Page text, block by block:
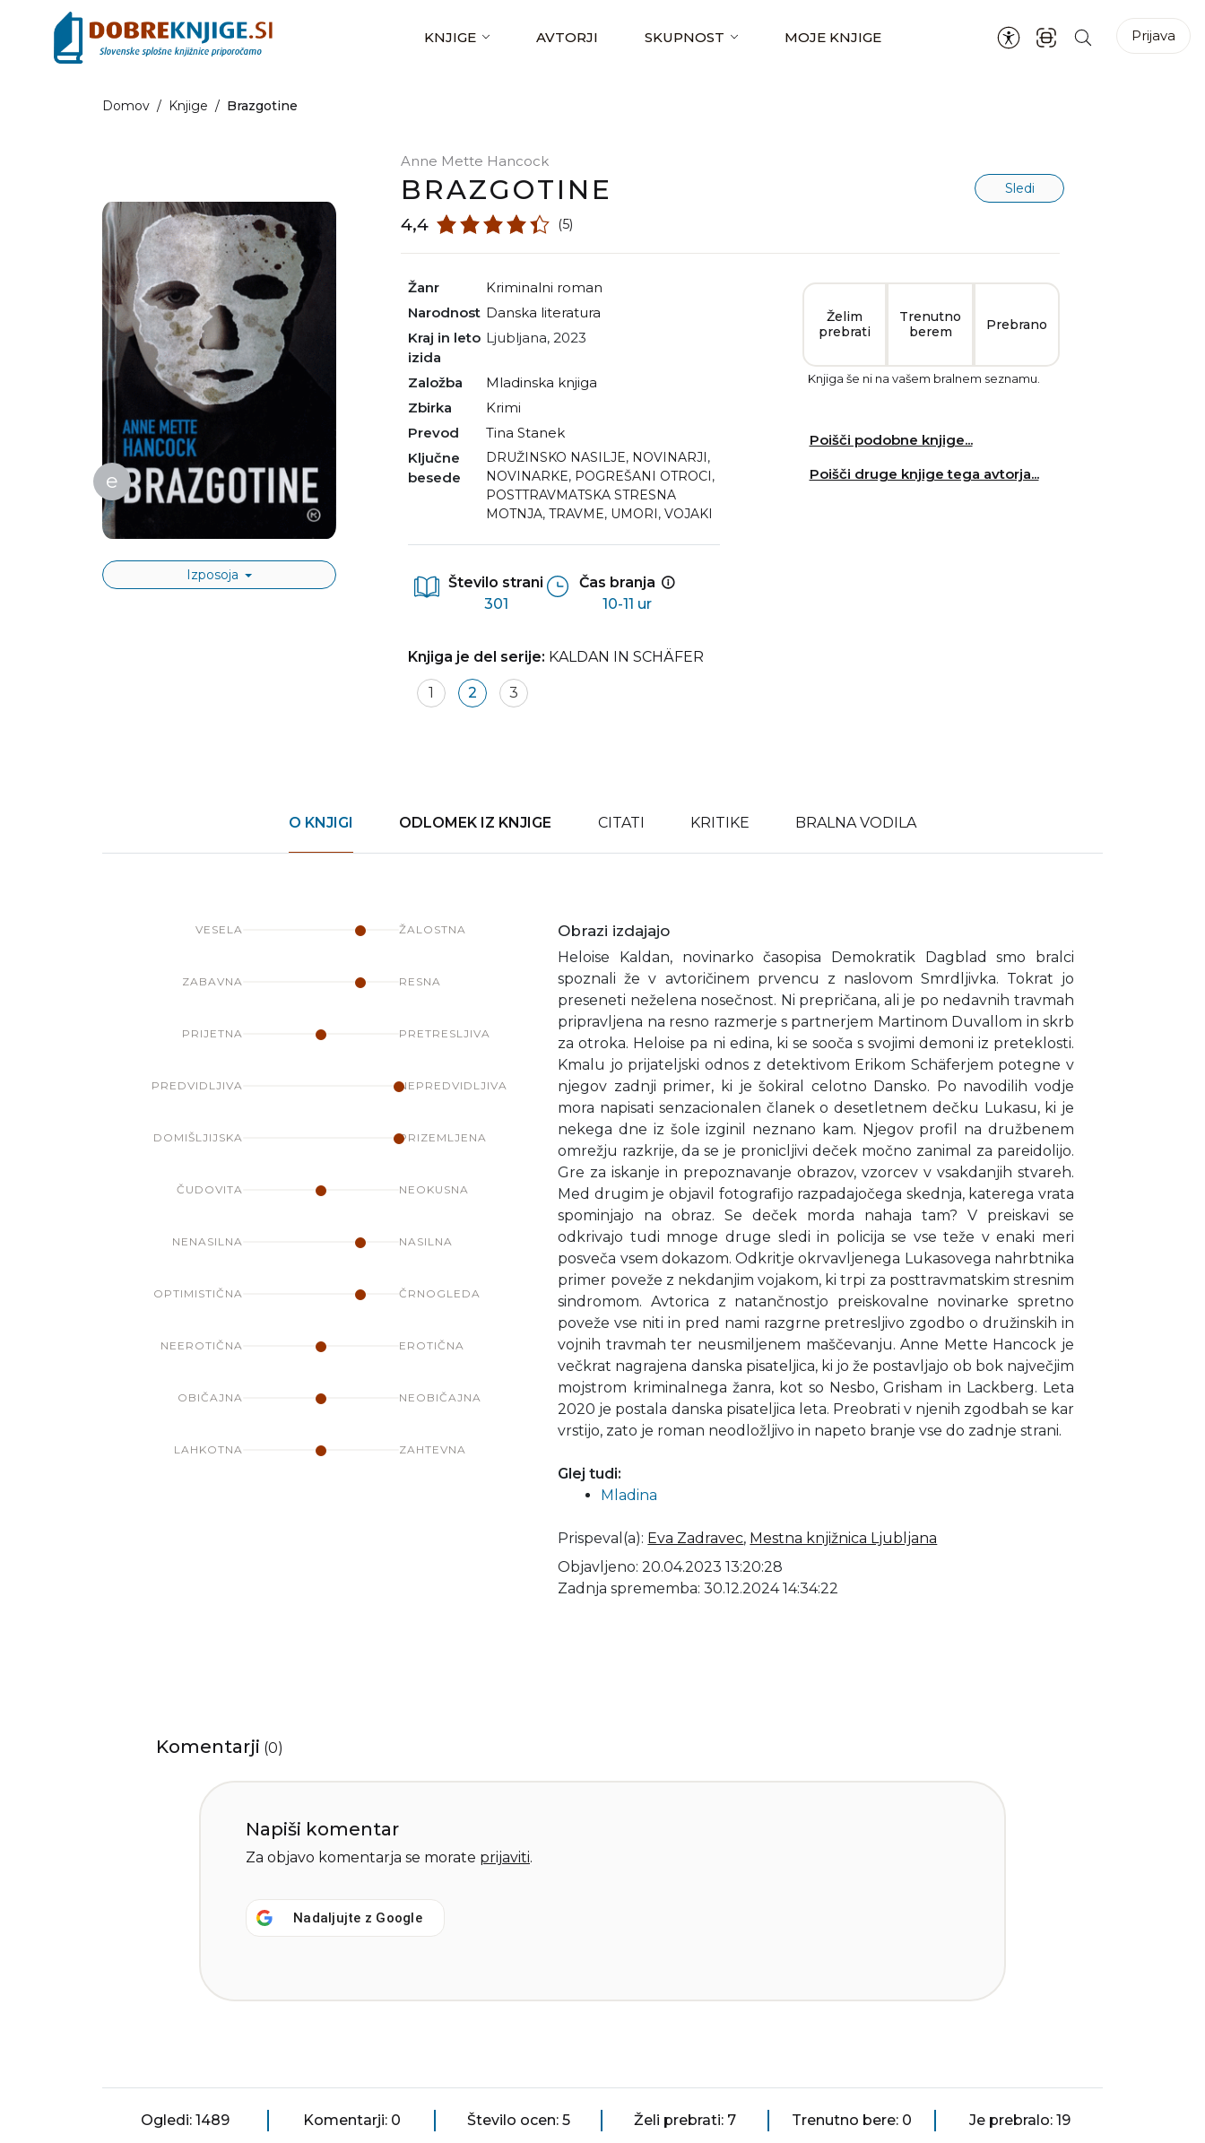
KNJIGE AVTORJI SKUPNOST MOJE KNJIGE Prijava
Domov / Knjige / Brazgotine
e
Izposoja
Anne Mette Hancock
BRAZGOTINE Sledi
4,4 (5)
Žanr
kriminalni roman
Narodnost
danska literatura
Kraj in leto
izida
Ljubljana, 2023
Založba
Mladinska knjiga
Zbirka
Krimi
Prevod
Tina Stanek
Ključne
besede
DRUŽINSKO NASILJE, NOVINARJI,
NOVINARKE, POGREŠANI OTROCI,
POSTTRAVMATSKA STRESNA
MOTNJA, TRAVME, UMORI, VOJAKI
Število strani
301
Čas branja
10-11 ur
Knjiga je del serije: KALDAN IN SCHÄFER
1 2 3
Želim
prebrati
Trenutno
berem
Prebrano
Knjiga še ni na vašem bralnem seznamu.
Poišči podobne knjige...
Poišči druge knjige tega avtorja...
O KNJIGI ODLOMEK IZ KNJIGE CITATI KRITIKE BRALNA VODILA
VESELA ŽALOSTNA
ZABAVNA RESNA
PRIJETNA PRETRESLJIVA
PREDVIDLJIVA NEPREDVIDLJIVA
DOMIŠLJIJSKA PRIZEMLJENA
ČUDOVITA NEOKUSNA
NENASILNA NASILNA
OPTIMISTIČNA ČRNOGLEDA
NEEROTIČNA EROTIČNA
OBIČAJNA NEOBIČAJNA
LAHKOTNA ZAHTEVNA
Obrazi izdajajo
Heloise Kaldan, novinarko časopisa Demokratik Dagblad smo bralci
spoznali že v avtoričinem prvencu z naslovom Smrdljivka. Tokrat jo
preseneti neželena nosečnost. Ni prepričana, ali je po nedavnih travmah
pripravljena na resno razmerje s partnerjem Martinom Duvallom in skrb
za otroka. Heloise pa ni edina, ki se sooča s svojimi demoni iz preteklosti.
Kmalu jo prijateljski odnos z detektivom Erikom Schäferjem potegne v
njegov zadnji primer, ki je šokiral celotno Dansko. Po navodilih vodje
mora napisati senzacionalen članek o desetletnem dečku Lukasu, ki je
nekega dne iz šole izginil neznano kam. Njegov profil na družbenem
omrežju razkrije, da se je pronicljivi deček močno zanimal za pareidolijo.
Gre za iskanje in prepoznavanje obrazov, vzorcev v vsakdanjih stvareh.
Med drugim je objavil fotografijo razpadajočega skednja, katerega vrata
spominjajo na obraz. Se deček morda nahaja tam? V preiskavi se
odkrivajo tudi mnoge druge sledi in policija se vse teže v enaki meri
posveča vsem dokazom. Odkritje okrvavljenega Lukasovega nahrbtnika
primer poveže z nekdanjim vojakom, ki trpi za posttravmatskim stresnim
sindromom. Avtorica z natančnostjo preiskovalne novinarke spretno
poveže vse niti in pred nami razgrne pretresljivo zgodbo o družinskih in
vojnih travmah ter neusmiljenem maščevanju. Anne Mette Hancock je
večkrat nagrajena danska pisateljica, ki jo že postavljajo ob bok največjim
mojstrom kriminalnega žanra, kot so Nesbo, Grisham in Lackberg. Leta
2020 je postala danska pisateljica leta. Preobrati v njenih zgodbah se kar
vrstijo, zato je roman neodložljivo in napeto branje vse do zadnje strani.
Glej tudi:
Mladina
Prispeval(a): Eva Zadravec, Mestna knjižnica Ljubljana
Objavljeno: 20.04.2023 13:20:28
Zadnja sprememba: 30.12.2024 14:34:22
Komentarji (0)
Napiši komentar
Za objavo komentarja se morate prijaviti.
Nadaljujte z Google
Ogledi: 1489 Komentarji: 0 Število ocen: 5 Želi prebrati: 7 Trenutno bere: 0 Je prebralo: 19